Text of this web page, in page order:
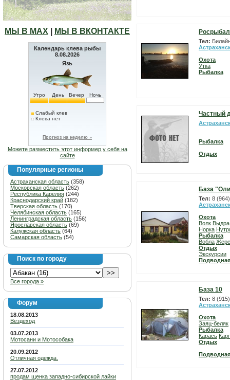
МЫ В МАХ МЫ В ВКОНТАКТЕ
Календарь клева рыбы
8.08.2026
Язь
Утро День Вечер Ночь
Слабый клев
Клева нет
Прогноз на неделю »
Можете разместить этот информер у себя на
сайте
Популярные регионы
Астраханская область (358)
Московская область (262)
Республика Карелия (244)
Краснодарский край (182)
Тверская область (170)
Челябинская область (165)
Ленинградская область (156)
Ярославская область (69)
Калужская область (64)
Самарская область (54)
Поиск по городу
Все города »
Форум
18.08.2013
Вездеход
03.07.2013
Мотосани и Мотособака
20.09.2012
Отличная одежда.
27.07.2012
продам щенка западно-сибирской лайки
Тел:
Охота
Утка
Рыбалка
Частный
Рыбалка
Отдых
База
Тел: 8
Охота
Волк Выдра
Норка
Рыбалка
Вобла
Отдых
Экскурсии
База 10
Тел: 8
Охота
Заяц-беляк
Рыбалка
Карась
Отдых